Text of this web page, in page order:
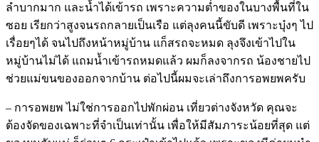
ลำบากมาก และน้ำได้เข้ารถ เพราะความต่ำของในบางพื้่นที่ใน
ซอย เรียกว่าสูงจนรถกลายเป็นเรือ แต่ลุงคนนี้ขับดี เพราะบุ๋งๆ ไป
เรื่อยๆได้ จนไปถึงหน้าหมู่บ้าน แก็สรถจะหมด ลุงจึงเข้าไปใน
หมู่บ้านไม่ได้ แถมน้ำเข้ารถหมดแล้ว ผมก็ลงจากรถ น้องชายไป
ช่วยแม่ขนของออกจากบ้าน ต่อไปนี้ผมจะเล่าถึงการอพยพครับ
– การอพยพ ไม่ใช่การออกไปพักผ่อน เที่ยวต่างจังหวัด คุณจะ
ต้องจัดของเฉพาะที่จำเป็นเท่านั้น เพื่อให้มีสัมภาระน้อยที่สุด แต่